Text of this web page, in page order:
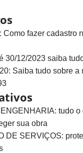
Como fazer cadastro
30/12/2023 saiba
Saiba tudo sobre a
tudo o
sua obra
DE SERVIÇOS: